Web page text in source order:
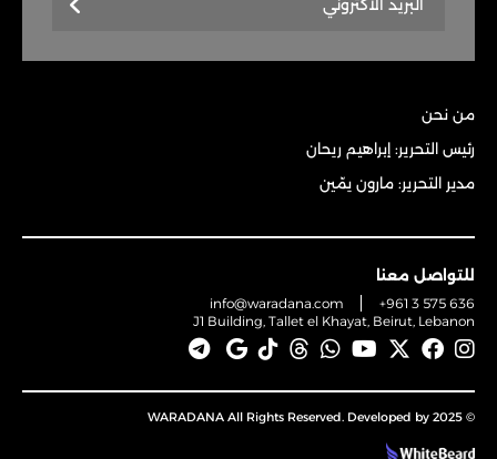
من نحن
رئيس التحرير: إبراهيم ريحان
مدير التحرير: مارون يمّين
للتواصل معنا
info@waradana.com
+961 3 575 636
J1 Building, Tallet el Khayat, Beirut, Lebanon
© 2025 WARADANA All Rights Reserved. Developed by